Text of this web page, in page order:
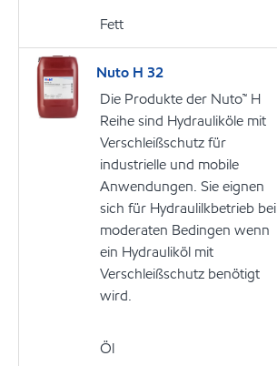
Fett
Nuto H 32
Die Produkte der Nuto™ H
Reihe sind Hydrauliköle mit
Verschleißschutz für
industrielle und mobile
Anwendungen. Sie eignen
sich für Hydraulilkbetrieb bei
moderaten Bedingen wenn
ein Hydrauliköl mit
Verschleißschutz benötigt
wird.
Öl